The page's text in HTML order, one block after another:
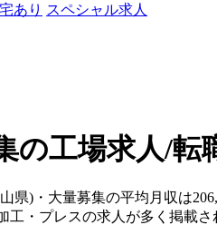
あり スペシャル求人
の工場求人/転
)・大量募集の平均月収は
・プレスの求人が多く掲載さ